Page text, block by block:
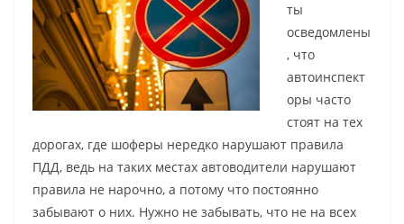
ты
осведомлены
, что
автоинспект
оры часто
стоят на тех
дорогах, где шоферы нередко нарушают правила
ПДД, ведь на таких местах автоводители нарушают
правила не нарочно, а потому что постоянно
забывают о них. Нужно не забывать, что не на всех